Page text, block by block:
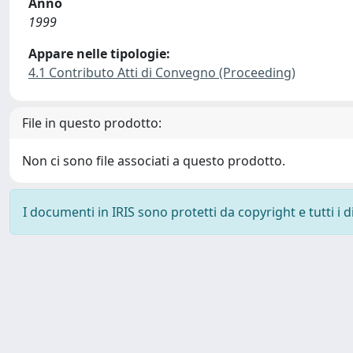
1999
Appare nelle tipologie:
4.1 Contributo Atti di Convegno (Proceeding)
File in questo prodotto:
Non ci sono file associati a questo prodotto.
I documenti in IRIS sono protetti da copyright e tutti i